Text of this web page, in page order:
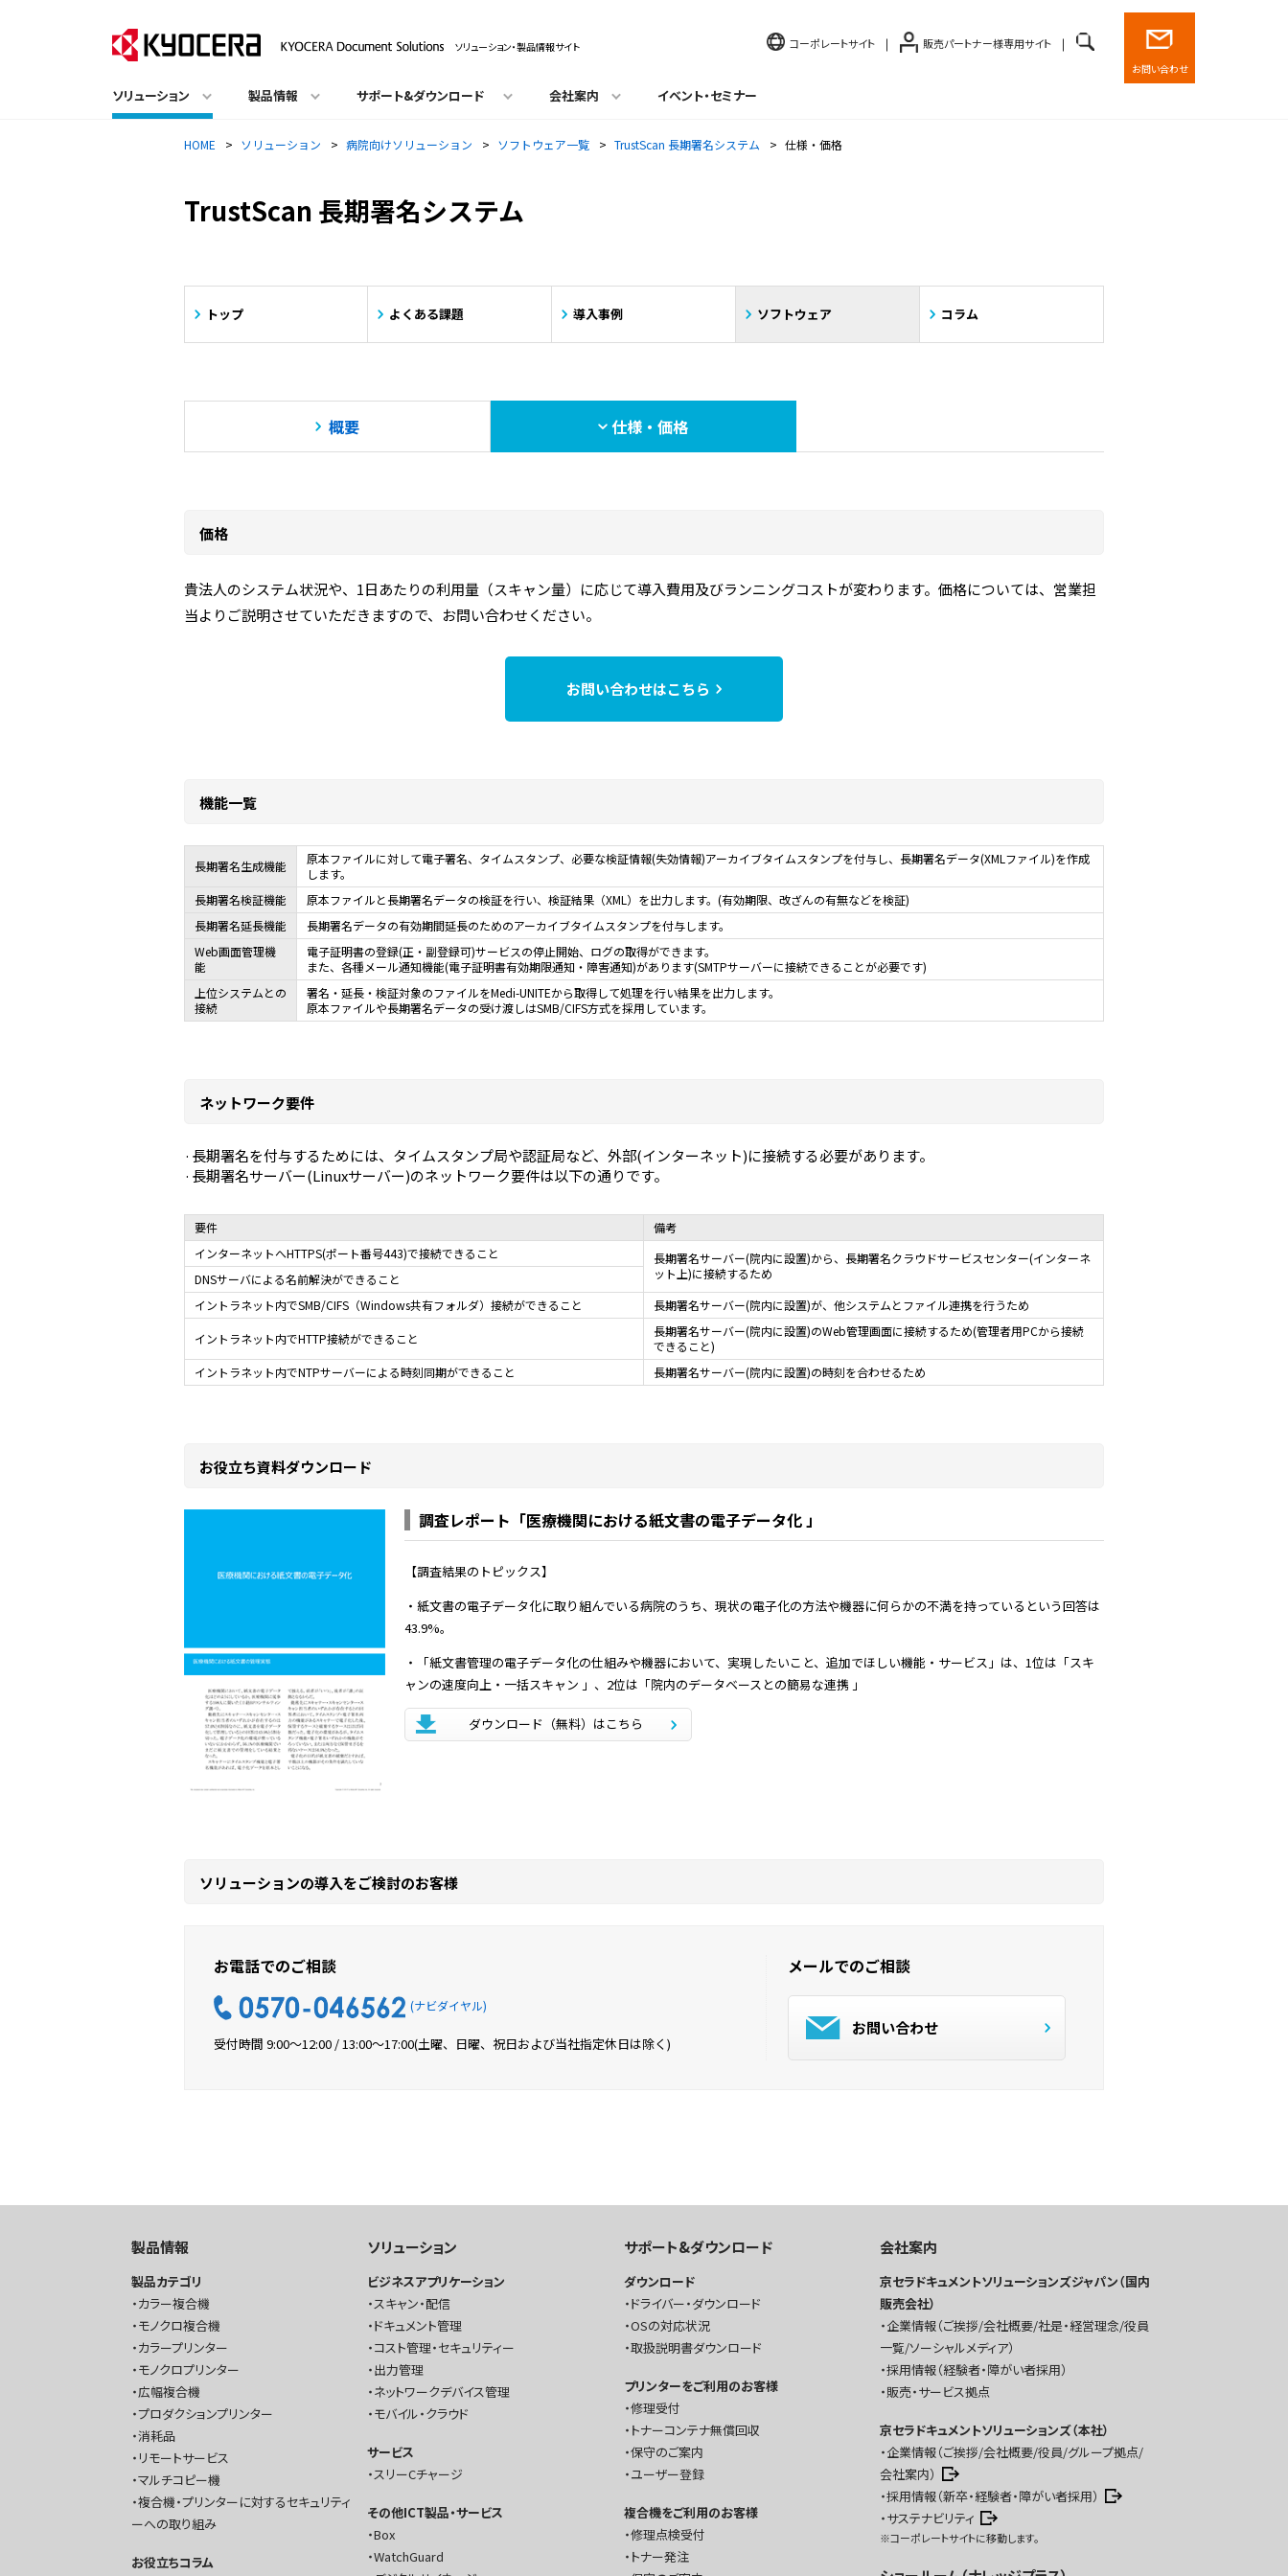
ソリューション・製品情報サイト コーポレートサイト 販売パートナー様専用サイト
お問い合わせ
ソリューション 製品情報 サポート&ダウンロード 会社案内 イベント・セミナー
HOME > ソリューション > 病院向けソリューション > ソフトウェア一覧 > TrustScan 長期署名システム > 仕様・価格
TrustScan 長期署名システム
トップ よくある課題 導入事例 ソフトウェア コラム
概要 仕様・価格
価格
貴法人のシステム状況や、1日あたりの利用量（スキャン量）に応じて導入費用及びランニングコストが変わります。価格については、営業担
当よりご説明させていただきますので、お問い合わせください。
お問い合わせはこちら
機能一覧
長期署名生成機能
原本ファイルに対して電子署名、タイムスタンプ、必要な検証情報(失効情報)アーカイブタイムスタンプを付与し、長期署名データ(XMLファイル)を作成
します。
長期署名検証機能
原本ファイルと長期署名データの検証を行い、検証結果（XML）を出力します。(有効期限、改ざんの有無などを検証)
長期署名延長機能
長期署名データの有効期間延長のためのアーカイブタイムスタンプを付与します。
Web画面管理機
能
電子証明書の登録(正・副登録可)サービスの停止開始、ログの取得ができます。
また、各種メール通知機能(電子証明書有効期限通知・障害通知)があります(SMTPサーバーに接続できることが必要です)
上位システムとの
接続
署名・延長・検証対象のファイルをMedi-UNITEから取得して処理を行い結果を出力します。
原本ファイルや長期署名データの受け渡しはSMB/CIFS方式を採用しています。
ネットワーク要件
長期署名を付与するためには、タイムスタンプ局や認証局など、外部(インターネット)に接続する必要があります。
長期署名サーバー(Linuxサーバー)のネットワーク要件は以下の通りです。
要件
備考
インターネットへHTTPS(ポート番号443)で接続できること
長期署名サーバー(院内に設置)から、長期署名クラウドサービスセンター(インターネ
ット上)に接続するため
DNSサーバによる名前解決ができること
イントラネット内でSMB/CIFS（Windows共有フォルダ）接続ができること
長期署名サーバー(院内に設置)が、他システムとファイル連携を行うため
イントラネット内でHTTP接続ができること
長期署名サーバー(院内に設置)のWeb管理画面に接続するため(管理者用PCから接続
できること)
イントラネット内でNTPサーバーによる時刻同期ができること
長期署名サーバー(院内に設置)の時刻を合わせるため
お役立ち資料ダウンロード
調査レポート「医療機関における紙文書の電子データ化 」
【調査結果のトピックス】
・紙文書の電子データ化に取り組んでいる病院のうち、現状の電子化の方法や機器に何らかの不満を持っているという回答は
43.9%。
・「紙文書管理の電子データ化の仕組みや機器において、実現したいこと、追加でほしい機能・サービス」は、1位は「スキ
ャンの速度向上・一括スキャン 」、2位は「院内のデータベースとの簡易な連携 」
ダウンロード（無料）はこちら
ソリューションの導入をご検討のお客様
お電話でのご相談
(ナビダイヤル)
受付時間 9:00～12:00 / 13:00～17:00(土曜、日曜、祝日および当社指定休日は除く)
メールでのご相談
お問い合わせ
製品情報
製品カテゴリ
カラー複合機
モノクロ複合機
カラープリンター
モノクロプリンター
広幅複合機
プロダクションプリンター
消耗品
リモートサービス
マルチコピー機
複合機・プリンターに対するセキュリティ
ーへの取り組み
お役立ちコラム
ソリューション
ビジネスアプリケーション
スキャン・配信
ドキュメント管理
コスト管理・セキュリティー
出力管理
ネットワークデバイス管理
モバイル・クラウド
サービス
スリーCチャージ
その他ICT製品・サービス
Box
WatchGuard
サポート&ダウンロード
ダウンロード
ドライバー・ダウンロード
OSの対応状況
取扱説明書ダウンロード
プリンターをご利用のお客様
修理受付
トナーコンテナ無償回収
保守のご案内
ユーザー登録
複合機をご利用のお客様
修理点検受付
トナー発注
会社案内
京セラドキュメントソリューションズジャパン（国内
販売会社）
企業情報（ご挨拶/会社概要/社是・経営理念/役員
一覧/ソーシャルメディア）
採用情報（経験者・障がい者採用）
販売・サービス拠点
京セラドキュメントソリューションズ（本社）
企業情報（ご挨拶/会社概要/役員/グループ拠点/
会社案内）
採用情報（新卒・経験者・障がい者採用）
サステナビリティ
※コーポレートサイトに移動します。